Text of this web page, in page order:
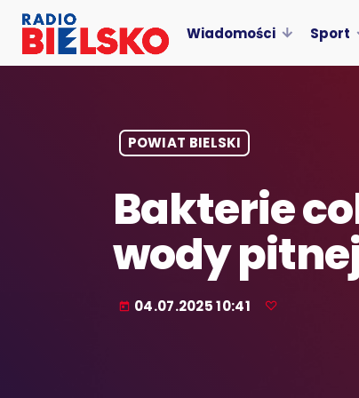
Wiadomości Sport
POWIAT BIELSKI
Bakterie
wody
today 04.07.2025 10:41